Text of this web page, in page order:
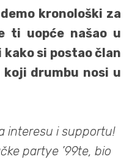
kronološki za
ti uopće našao u
kako si postao član
drumbu nosi u
interesu i supportu!
partye ’99te, bio